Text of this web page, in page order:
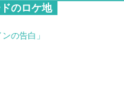
のロケ地
の告白」